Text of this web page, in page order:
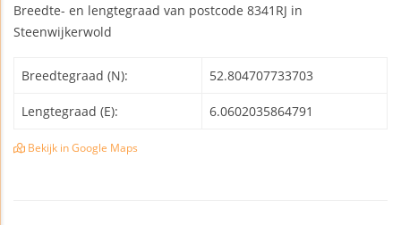
Breedte- en lengtegraad van postcode 8341RJ in
Steenwijkerwold
Breedtegraad (N): 52.804707733703
Lengtegraad (E): 6.0602035864791
Bekijk in Google Maps